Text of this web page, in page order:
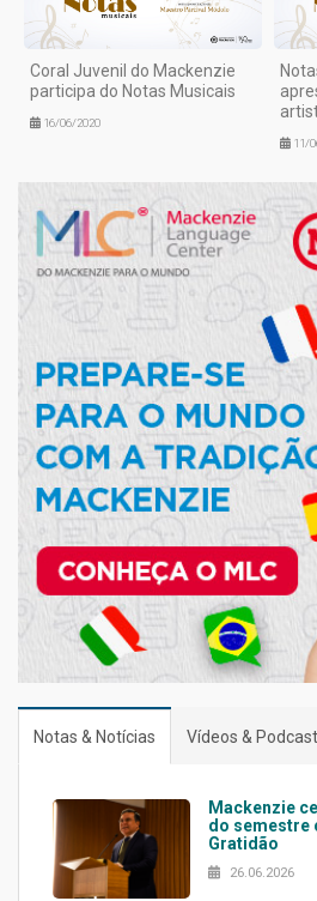
Coral Juvenil do Mackenzie
participa do Notas Musicais
16/06/2020
11/
Notas & Notícias Vídeos & Podcast
Mackenzie
do semestre
Gratidão
26.06.2026